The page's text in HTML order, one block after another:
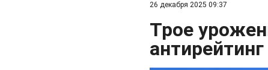
26 декабря 2025 09:37
Трое